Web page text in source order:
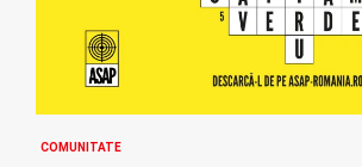
COMUNITATE